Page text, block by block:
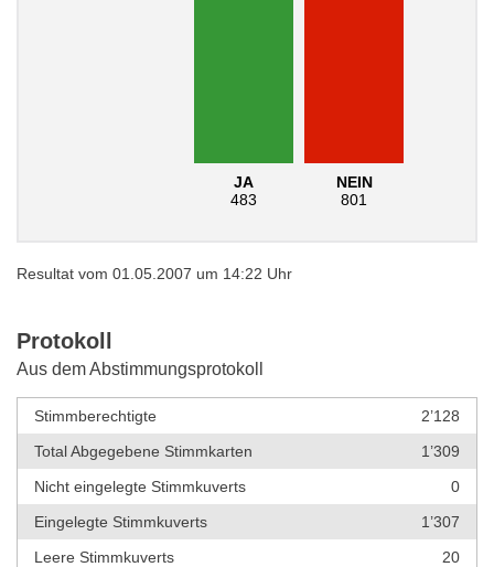
JA
483
NEIN
801
Resultat vom 01.05.2007 um 14:22 Uhr
Protokoll
Aus dem Abstimmungsprotokoll
Stimmberechtigte
2’128
Total Abgegebene Stimmkarten
1’309
Nicht eingelegte Stimmkuverts
0
Eingelegte Stimmkuverts
1’307
Leere Stimmkuverts
20